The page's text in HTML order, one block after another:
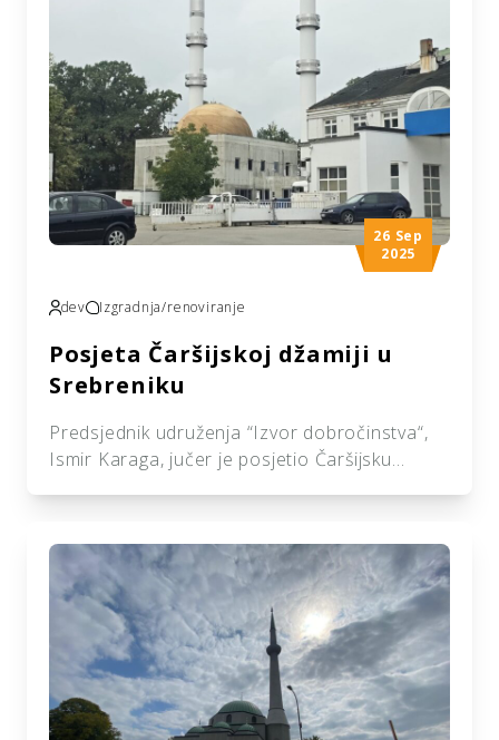
radova na projektu izgradnje džamije, čiji je
najveći donator […]
26 Sep
2025
dev Izgradnja/renoviranje
Posjeta Čaršijskoj džamiji u
Srebreniku
Predsjednik udruženja “Izvor dobročinstva“,
Ismir Karaga, jučer je posjetio Čaršijsku
su mu ukazali glavni imam Medžlisa IZ
Srebrenik, Refik ef. Hodžić, te predsjednik
medžlisa, Nedim Delić. Posebnu radost nam
donosi činjenica da je edukativni dio džamije
izgrađen zahvaljujući sredstvima koja su
obezbijeđena […]